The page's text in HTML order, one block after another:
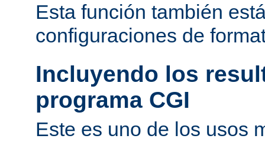
Esta función también
configuraciones de
Incluyendo los
programa CGI
Este es uno de los usos